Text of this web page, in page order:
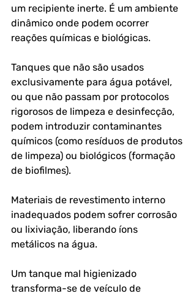
um recipiente inerte. É um ambiente
dinâmico onde podem ocorrer
reações químicas e biológicas.
Tanques que não são usados
exclusivamente para água potável,
ou que não passam por protocolos
rigorosos de limpeza e desinfecção,
podem introduzir contaminantes
químicos (como resíduos de produtos
de limpeza) ou biológicos (formação
de biofilmes).
Materiais de revestimento interno
inadequados podem sofrer corrosão
ou lixiviação, liberando íons
metálicos na água.
Um tanque mal higienizado
transforma-se de veículo de